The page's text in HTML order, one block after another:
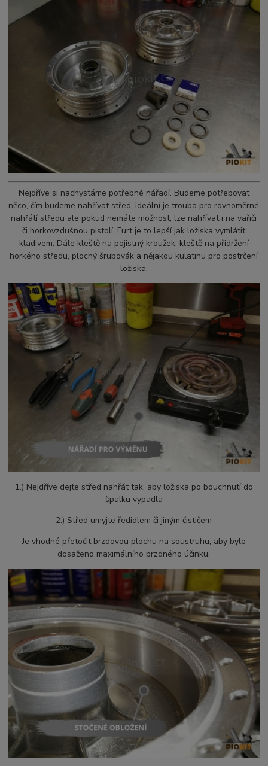
Nejdříve si nachystáme potřebné nářadí. Budeme potřebovat
něco, čím budeme nahřívat střed, ideální je trouba pro rovnoměrné
nahřátí středu ale pokud nemáte možnost, lze nahřívat i na vařiči
či horkovzdušnou pistolí. Furt je to lepší jak ložiska vymlátit
kladivem. Dále kleště na pojistný kroužek, kleště na přidržení
horkého středu, plochý šrubovák a nějakou kulatinu pro postrčení
ložiska.
1.) Nejdříve dejte střed nahřát tak, aby ložiska po bouchnutí do
špalku vypadla
2.) Střed umyjte ředidlem či jiným čističem
Je vhodné přetočit brzdovou plochu na soustruhu, aby bylo
dosaženo maximálního brzdného účinku.